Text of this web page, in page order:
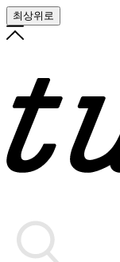
최상위로